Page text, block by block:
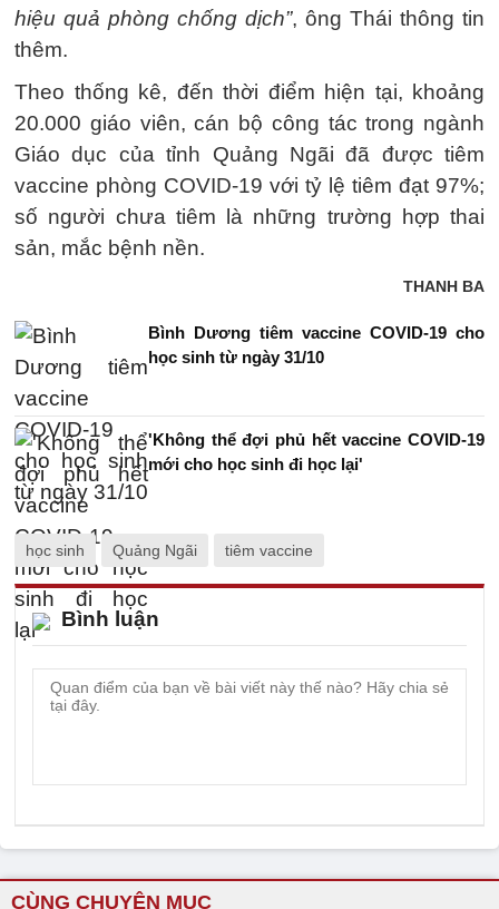
hiệu quả phòng chống dịch”, ông Thái thông tin
thêm.
Theo thống kê, đến thời điểm hiện tại, khoảng
20.000 giáo viên, cán bộ công tác trong ngành
Giáo dục của tỉnh Quảng Ngãi đã được tiêm
vaccine phòng COVID-19 với tỷ lệ tiêm đạt 97%;
số người chưa tiêm là những trường hợp thai
sản, mắc bệnh nền.
THANH BA
Bình Dương tiêm vaccine COVID-19 cho
học sinh từ ngày 31/10
'Không thể đợi phủ hết vaccine COVID-19
mới cho học sinh đi học lại'
học sinh Quảng Ngãi tiêm vaccine
Bình luận
CÙNG CHUYÊN MỤC